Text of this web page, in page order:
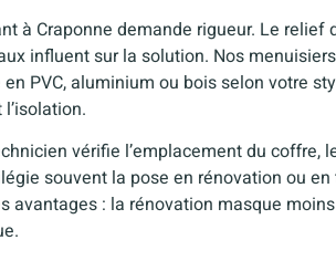
à Craponne demande rigueur. Le relief
influent sur la solution. Nos
PVC, aluminium ou bois selon votre
vérifie l’emplacement du coffre,
souvent la pose en rénovation ou
avantages : la rénovation masque